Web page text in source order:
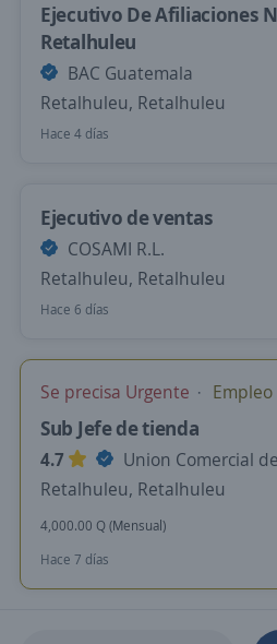
Ejecutivo De Afiliaciones
Retalhuleu
BAC Guatemala
Retalhuleu, Retalhuleu
Hace 4 días
Ejecutivo de ventas
COSAMI R.L.
Retalhuleu, Retalhuleu
Hace 6 días
Se precisa Urgente
Sub Jefe de tienda
4.7
Union Comercial
Retalhuleu, Retalhuleu
4,000.00 Q (Mensual)
Hace 7 días